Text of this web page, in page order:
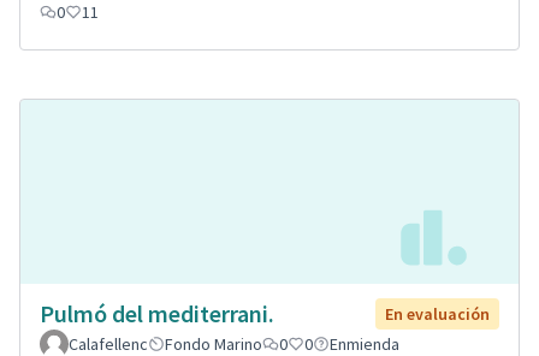
0
11
Pulmó del mediterrani.
En evaluación
Calafellenc
Fondo Marino 0 0 Enmienda